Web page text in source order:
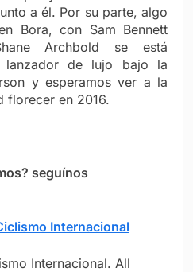
a él. Por su parte, algo
Bora, con Sam Bennett
Archbold se está
lanzador de lujo bajo la
y esperamos ver a la
florecer en 2016.
seguínos
Internacional
Internacional. All